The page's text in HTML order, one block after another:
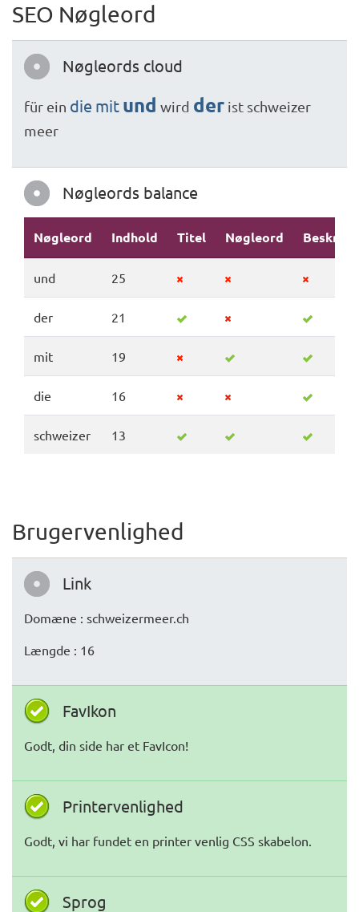
SEO Nøgleord
Nøgleords cloud
für ein die mit und wird der ist schweizer
meer
Nøgleords balance
Nøgleord Indhold Titel Nøgleord
und 25
der 21
mit 19
die 16
schweizer 13
Brugervenlighed
Link
Domæne : schweizermeer.ch
Længde : 16
FavIkon
Godt, din side har et FavIcon!
Printervenlighed
Godt, vi har fundet en printer venlig CSS skabelon.
Sprog